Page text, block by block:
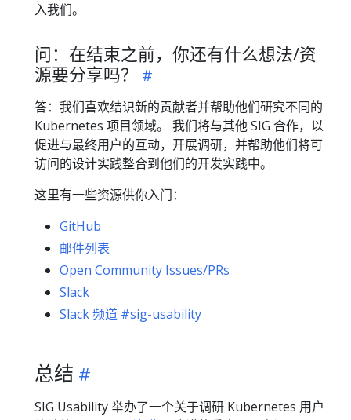
入我们。
问：在结束之前，你还有什么想法/资
源要分享吗？
答：我们喜欢结识新的贡献者并帮助他们研究不同的
Kubernetes 项目领域。 我们将与其他 SIG 合作，以
促进与最终用户的互动，开展调研，并帮助他们将可
访问的设计实践整合到他们的开发实践中。
这里有一些资源供你入门：
GitHub
邮件列表
Open Community Issues/PRs
Slack
Slack 频道 #sig-usability
总结
SIG Usability 举办了一个关于调研 Kubernetes 用户